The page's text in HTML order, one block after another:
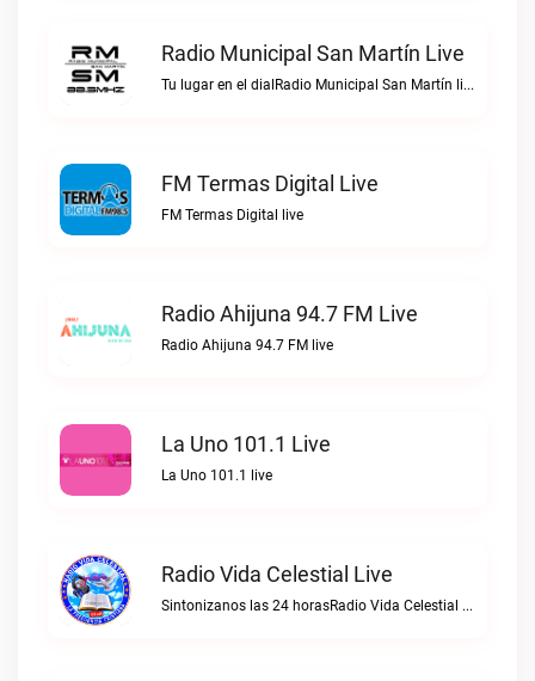
Radio Municipal San Martín Live
Tu lugar en el dialRadio Municipal San Martín live
FM Termas Digital Live
FM Termas Digital live
Radio Ahijuna 94.7 FM Live
Radio Ahijuna 94.7 FM live
La Uno 101.1 Live
La Uno 101.1 live
Radio Vida Celestial Live
Sintonizanos las 24 horasRadio Vida Celestial live